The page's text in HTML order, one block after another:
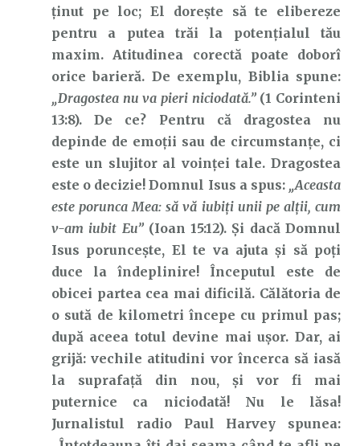
ținut pe loc; El dorește să te elibereze
pentru a putea trăi la potențialul tău
maxim. Atitudinea corectă poate doborî
orice barieră. De exemplu, Biblia spune:
„Dragostea nu va pieri niciodată.”(1 Corinteni
13:8). De ce? Pentru că dragostea nu
depinde de emoții sau de circumstanțe, ci
este un slujitor al voinței tale. Dragostea
este o decizie! Domnul Isus a spus: „Aceasta
este porunca Mea: să vă iubiți unii pe alții, cum
v-am iubit Eu”(Ioan 15:12). Și dacă Domnul
Isus poruncește, El te va ajuta și să poți
duce la îndeplinire! Începutul este de
obicei partea cea mai dificilă. Călătoria de
o sută de kilometri începe cu primul pas;
după aceea totul devine mai ușor. Dar, ai
grijă: vechile atitudini vor încerca să iasă
la suprafață din nou, și vor fi mai
puternice ca niciodată! Nu le lăsa!
Jurnalistul radio Paul Harvey spunea: